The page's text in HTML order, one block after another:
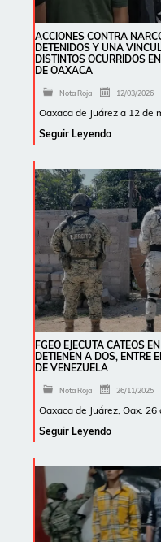
ACCIONES CONTRA
DETENIDOS Y UNA
DISTINTOS OCURRIDOS
DE OAXACA
Nota Roja 12/03/2026
Oaxaca de Juárez a 12 de
Seguir Leyendo
FGEO EJECUTA CATEOS
DETIENEN A DOS, ENTRE
DE VENEZUELA
Nota Roja 26/11/2025
Oaxaca de Juárez, Oax.
Seguir Leyendo